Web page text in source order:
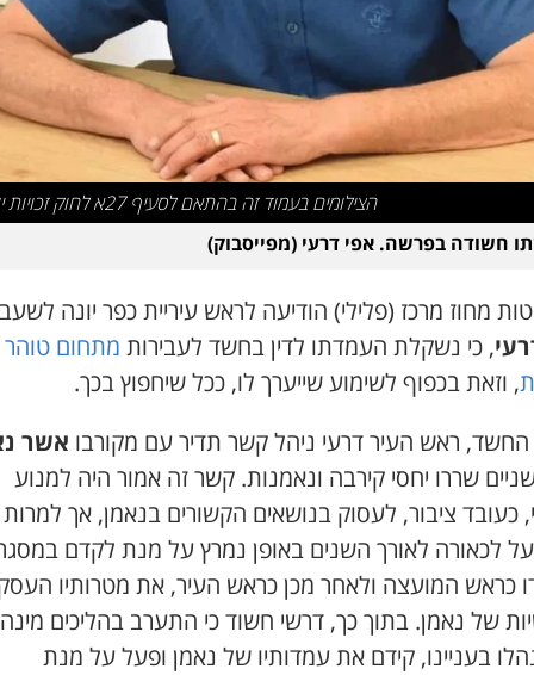
הצילומים בעמוד זה בהתאם לסעיף 27א לחוק זכויות יוצרים
חשודה בפרשה. אפי דרעי (מפייסבוק)
מחוז מרכז (פלילי) הודיעה לראש עיריית כפר יונה
, כי נשקלת העמדתו לדין בחשד לעבירות מתחום טוהר
, וזאת בכפוף לשימוע שייערך לו, ככל שיחפוץ בכך.
החשד, ראש העיר דרעי ניהל קשר תדיר עם מקורבו אשר
שררו יחסי קירבה ונאמנות. קשר זה אמור היה למנוע
כעובד ציבור, לעסוק בנושאים הקשורים בנאמן, אך
לכאורה לאורך השנים באופן נמרץ על מנת לקדם
כראש המועצה ולאחר מכן כראש העיר, את מטרותיו
של נאמן. בתוך כך, דרשי חשוד כי התערב בהליכים
בעניינו, קידם את עמדותיו של נאמן ופעל על מנת